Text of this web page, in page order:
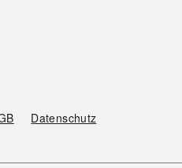
Datenschutz